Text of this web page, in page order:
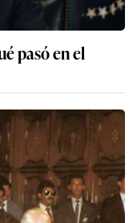
pasó en el